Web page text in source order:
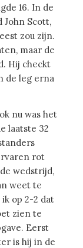
16. In de
Scott,
zou zijn.
maar de
Hij checkt
de leg erna
nu was het
laatste 32
rot
wedstrijd,
weet te
op 2-2 dat
zien te
Eerst
is hij in de